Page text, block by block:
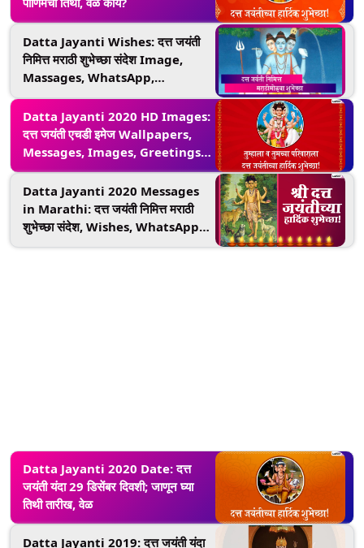
Datta Jayanti Wishes: दत्त जयंती
निमित्त मराठी शुभेच्छा संदेश Image,
Massages, WhatsApp,
Facebook
Datta Jayanti 2020 HD Images:
दत्त जयंती एचडी इमेज Wallpapers,
Messages, Images, Greetings,
शेअर करुन आप्तेष्टांना देऊ शकता खास
शुभेच्छा
Datta Jayanti 2020 Messages
in Marathi: दत्त जयंती निमित्त मराठी
शुभेच्छा संदेश, Wishes, WhatsApp,
Datta Jayanti 2020 Date: दत्त
जयंती यंदा 29 डिसेंबर दिवशी; जाणून घ्या
तिथी तारीख, वेळ
Datta Jayanti 2019: दत्त जयंती यंदा